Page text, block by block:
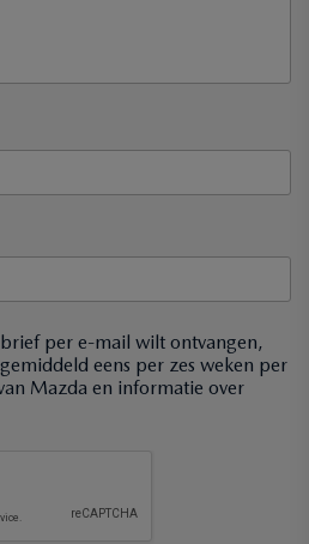
per e-mail wilt ontvangen,
eens per zes weken per
Mazda en informatie over